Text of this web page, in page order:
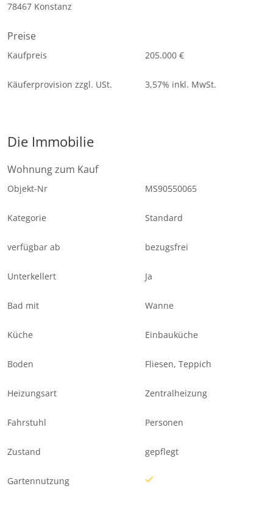
78467 Konstanz
Preise
Kaufpreis 205.000 €
Käuferprovision zzgl. USt. 3,57% inkl. MwSt.
Die Immobilie
Wohnung zum Kauf
Objekt-Nr MS90550065
Kategorie Standard
verfügbar ab bezugsfrei
Unterkellert Ja
Bad mit Wanne
Küche Einbauküche
Boden Fliesen, Teppich
Heizungsart Zentralheizung
Fahrstuhl Personen
Zustand gepflegt
Gartennutzung